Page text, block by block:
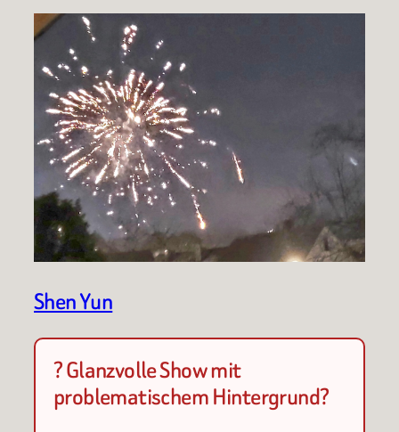
Shen Yun
? Glanzvolle Show mit
problematischem Hintergrund?